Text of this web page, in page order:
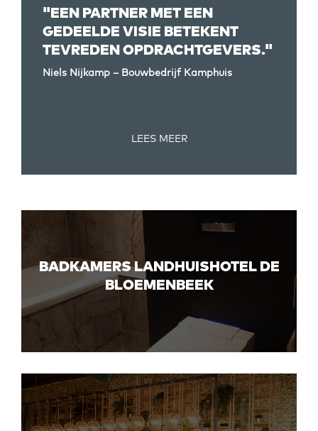
"EEN PARTNER MET EEN
GEDEELDE VISIE BETEKENT
TEVREDEN OPDRACHTGEVERS."
Niels Nijkamp – Bouwbedrijf Kamphuis
LEES MEER
BADKAMERS LANDHUISHOTEL DE
BLOEMENBEEK